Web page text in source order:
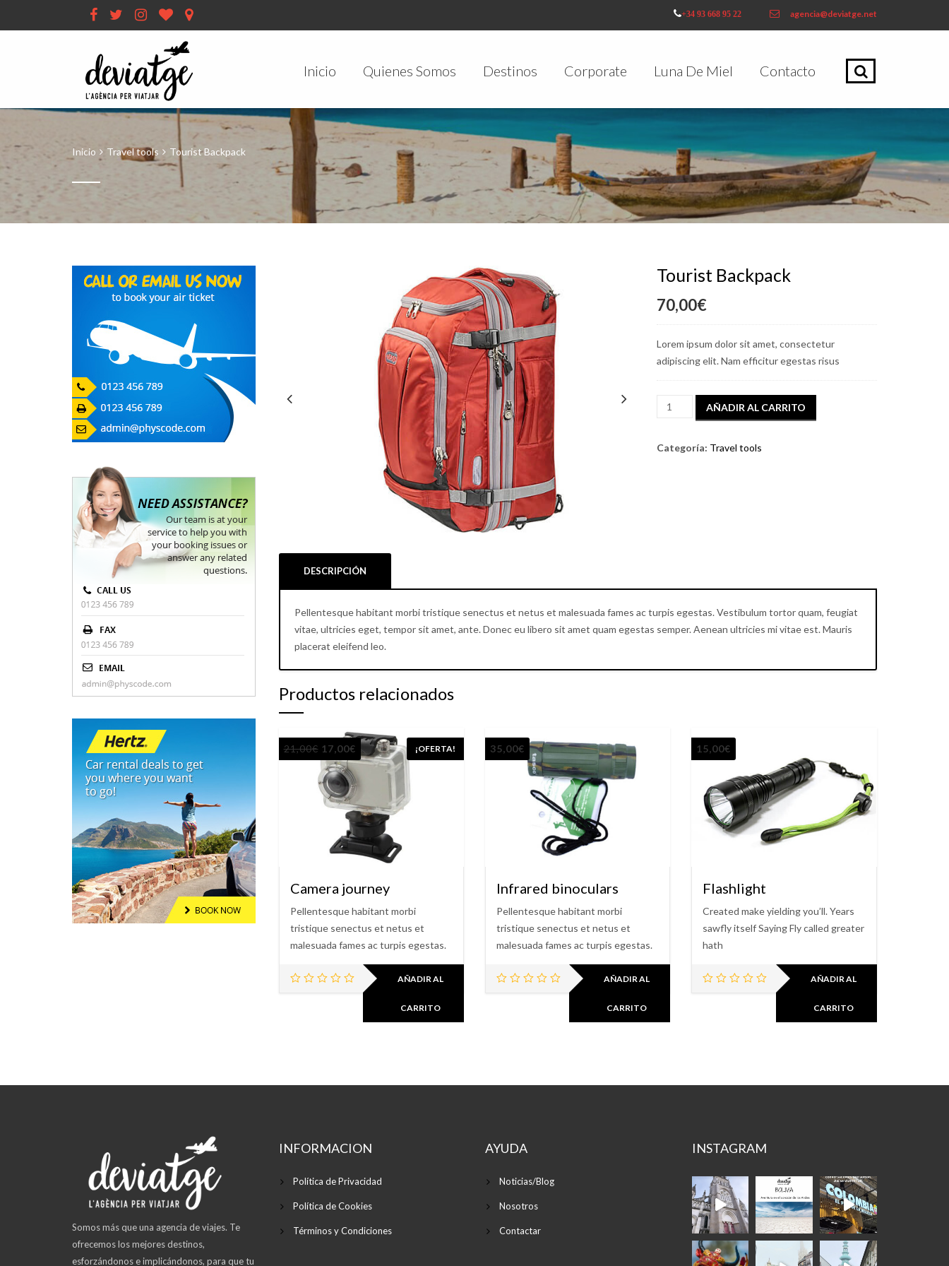
+34 93 668 95 22 agencia@deviatge.net
Inicio Quienes Somos Destinos Corporate Luna De Miel Contacto
Inicio Travel tools Tourist Backpack
Tourist Backpack
70,00€
Lorem ipsum dolor sit amet, consectetur
adipiscing elit. Nam efficitur egestas risus
Tourist
Backpack
AÑADIR AL CARRITO
Categoría: Travel tools
DESCRIPCIÓN
Pellentesque habitant morbi tristique senectus et netus et malesuada fames ac turpis egestas. Vestibulum tortor quam, feugiat
vitae, ultricies eget, tempor sit amet, ante. Donec eu libero sit amet quam egestas semper. Aenean ultricies mi vitae est. Mauris
placerat eleifend leo.
Productos relacionados
21,00€ 17,00€ ¡OFERTA!
Camera journey
Pellentesque habitant morbi
tristique senectus et netus et
malesuada fames ac turpis egestas.
AÑADIR AL
CARRITO
35,00€
Infrared binoculars
Pellentesque habitant morbi
tristique senectus et netus et
malesuada fames ac turpis egestas.
AÑADIR AL
CARRITO
15,00€
Flashlight
Created make yielding you’ll. Years
sawfly itself Saying Fly called greater
hath
AÑADIR AL
CARRITO
Somos más que una agencia de viajes. Te
ofrecemos los mejores destinos,
esforzándonos e implicándonos, para que tu
INFORMACION
Política de Privacidad
Política de Cookies
Términos y Condiciones
AYUDA
Noticias/Blog
Nosotros
Contactar
INSTAGRAM